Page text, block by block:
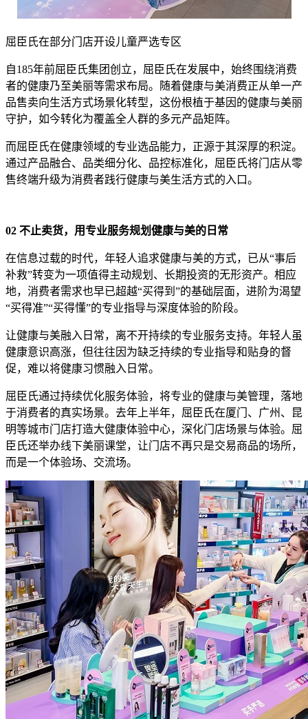
屈臣氏在部分门店开设儿童严选专区
自185年前屈臣氏集团创立，屈臣氏在发展中，始终围绕消费
者的健康乃至美丽等需求布局。随着健康与美消费正从单一产
品售卖向生活方式场景化转型，这份根植于基因的健康与美丽
守护，如今转化为覆盖全人群的多元产品矩阵。
而屈臣氏在健康领域的专业选品能力，正源于其深厚的积淀。
通过产品融合、品类细分化、品控标准化，屈臣氏将门店从零
售终端升级为消费者践行健康与美生活方式的入口。
02 不止卖货，用专业服务规划健康与美的日常
在信息过载的时代，年轻人追求健康与美的方式，已从“事后
补救”转变为一项值得主动规划、长期投资的无形资产。相应
地，消费者需求也早已超越“买得到”的基础层面，进阶为渴望
“买得准”“买得懂”的专业指导与深度体验的阶段。
让健康与美融入日常，离不开持续的专业服务支持。年轻人虽
健康意识高涨，但往往因为缺乏持续的专业指导和贴身的督
促，难以将健康习惯融入日常。
屈臣氏通过持续优化服务体验，将专业的健康与美管理，落地
于消费者的真实场景。去年上半年，屈臣氏在厦门、广州、昆
明等城市门店打造大健康体验中心，深化门店场景与体验。屈
臣氏还举办线下美丽课堂，让门店不再只是交易商品的场所，
而是一个体验场、交流场。